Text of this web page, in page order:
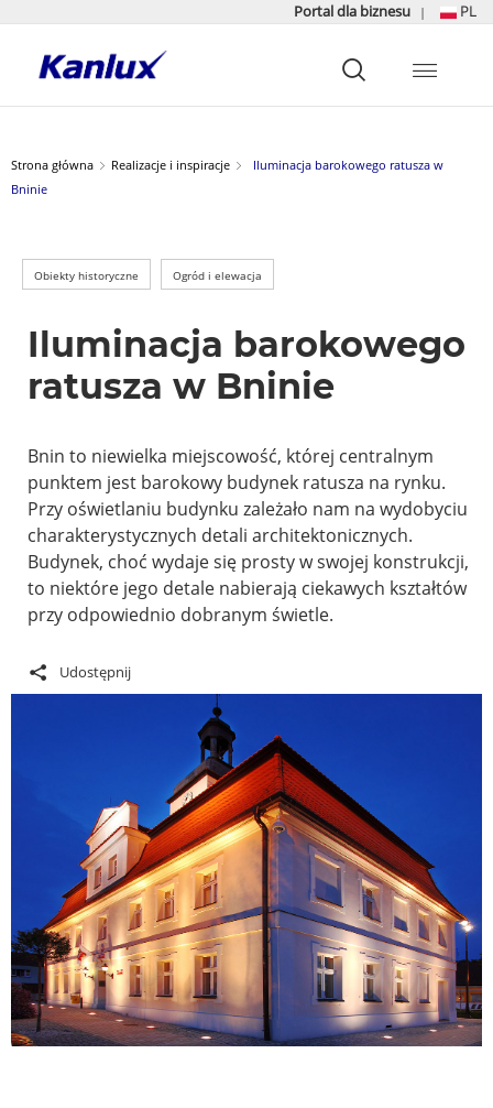
Portal dla biznesu | PL
główna
Strona główna Realizacje i inspiracje
Iluminacja barokowego ratusza w
Bninie
Obiekty historyczne Ogród i elewacja
Iluminacja barokowego
ratusza w Bninie
Bnin to niewielka miejscowość, której centralnym
punktem jest barokowy budynek ratusza na rynku.
Przy oświetlaniu budynku zależało nam na wydobyciu
charakterystycznych detali architektonicznych.
Budynek, choć wydaje się prosty w swojej konstrukcji,
to niektóre jego detale nabierają ciekawych kształtów
przy odpowiednio dobranym świetle.
Udostępnij